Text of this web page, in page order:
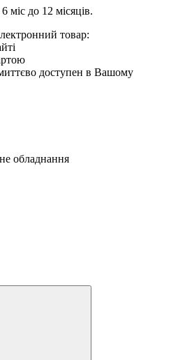
міс до 12 місяців.
товар:
доступен в Вашому
обладнання